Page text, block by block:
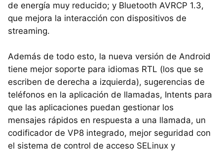
de energía muy reducido; y Bluetooth AVRCP 1.3,
que mejora la interacción con dispositivos de
streaming.
Además de todo esto, la nueva versión de Android
tiene mejor soporte para idiomas RTL (los que se
escriben de derecha a izquierda), sugerencias de
teléfonos en la aplicación de llamadas, Intents para
que las aplicaciones puedan gestionar los
mensajes rápidos en respuesta a una llamada, un
codificador de VP8 integrado, mejor seguridad con
el sistema de control de acceso SELinux y